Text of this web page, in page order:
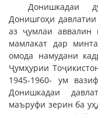
Донишкадаи
Донишгоҳи
аз ҷумлаи аввалин
мамлакат дар
омода намудани
Ҷумҳурии
1945-1960- ум
Донишкадаи
маъруфи зерин ба